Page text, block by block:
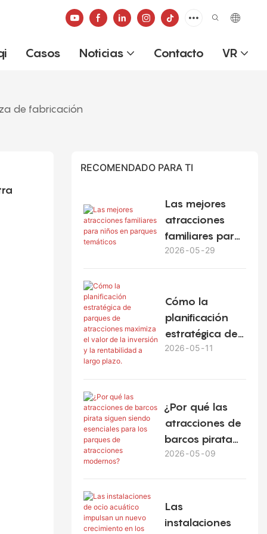
Casos Noticias Contacto VR
de fabricación
RECOMENDADO PARA TI
Las mejores
atracciones
familiares para
niños en
2026 05 29
Cómo la
planificación
estratégica de
parques de
inversión y la
rentabilidad a
largo plazo.
2026 05 11
¿Por qué las
atracciones de
barcos pirata
siguen siendo
atracciones
modernos?
2026 05 09
Las
instalaciones